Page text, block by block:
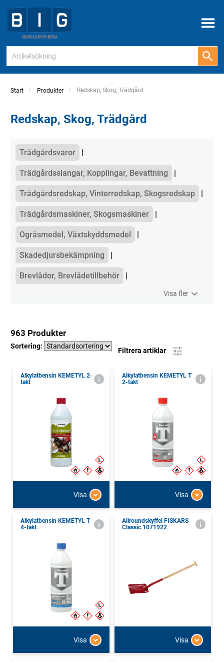
Meny
Start Produkter Current:
Redskap, Skog, Trädgård
Redskap, Skog, Trädgård
Kategorier
Trädgårdsvaror
Trädgårdsslangar, Kopplingar, Bevattning
Trädgårdsredskap, Vinterredskap, Skogsredskap
Trädgårdsmaskiner, Skogsmaskiner
Ogräsmedel, Växtskyddsmedel
Skadedjursbekämpning
Brevlådor, Brevlådetillbehör
Visa fler
963 Produkter
Sortering:
Filtrera artiklar
Alkylatbensin KEMETYL 2-
takt
Visa
Alkylatbensin KEMETYL T
2-takt
Visa
Alkylatbensin KEMETYL T
4-takt
Visa
Allroundskyffel FISKARS
Classic 1071922
Visa